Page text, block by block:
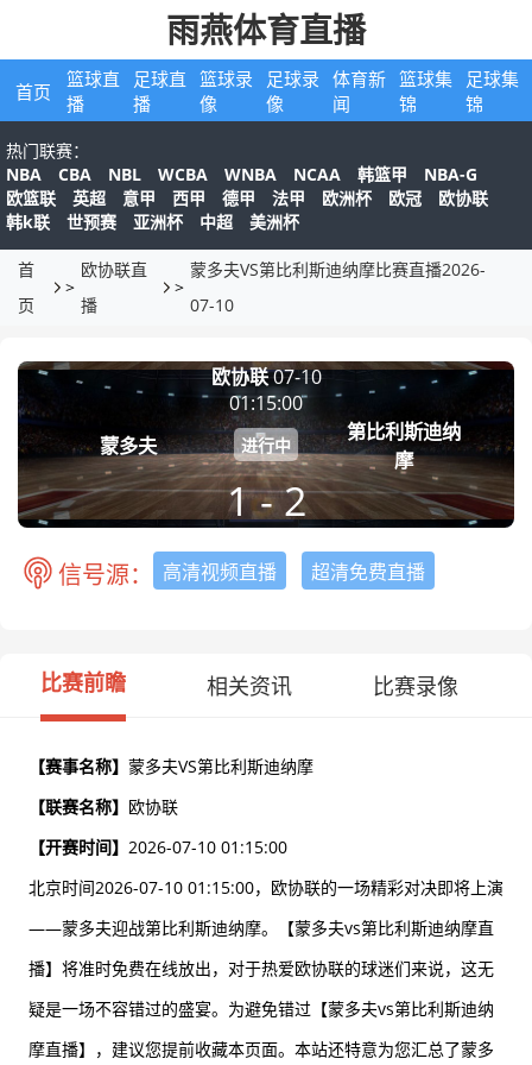
雨燕体育直播
首页
篮球直
播
足球直
播
篮球录
像
足球录
像
体育新
闻
篮球集
锦
足球集
锦
热门联赛：
NBA
CBA NBL WCBA WNBA NCAA 韩篮甲
NBA-G
欧篮联
英超 意甲 西甲 德甲 法甲 欧洲杯 欧冠
欧协联
韩k联
世预赛 亚洲杯 中超 美洲杯
首
页
>
欧协联直
播
>
蒙多夫VS第比利斯迪纳摩比赛直播2026-
07-10
蒙多夫
欧协联07-10
01:15:00
进行中
1 - 2
第比利斯迪纳
摩
信号源： 高清视频直播 超清免费直播
比赛前瞻 相关资讯 比赛录像
【赛事名称】 蒙多夫VS第比利斯迪纳摩
【联赛名称】 欧协联
【开赛时间】 2026-07-10 01:15:00
北京时间2026-07-10 01:15:00，欧协联的一场精彩对决即将上演
——蒙多夫迎战第比利斯迪纳摩。【蒙多夫vs第比利斯迪纳摩直
播】将准时免费在线放出，对于热爱欧协联的球迷们来说，这无
疑是一场不容错过的盛宴。为避免错过【蒙多夫vs第比利斯迪纳
摩直播】，建议您提前收藏本页面。本站还特意为您汇总了蒙多